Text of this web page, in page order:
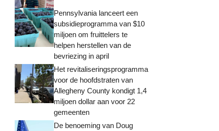
Pennsylvania lanceert een
subsidieprogramma van $10
miljoen om fruittelers te
helpen herstellen van de
bevriezing in april
Het revitaliseringsprogramma
voor de hoofdstraten van
Allegheny County kondigt 1,4
miljoen dollar aan voor 22
gemeenten
De benoeming van Doug